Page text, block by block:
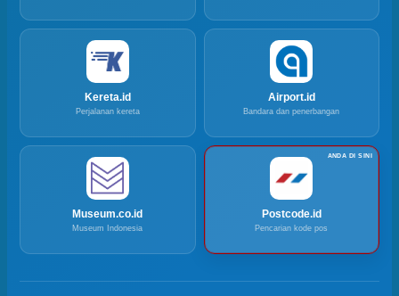
Kereta.id
Perjalanan kereta
Airport.id
Bandara dan penerbangan
Museum.co.id
Museum Indonesia
Postcode.id
Pencarian kode pos